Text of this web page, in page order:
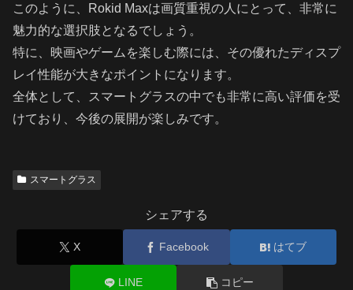
このように、Rokid Maxは画質重視の人にとって、非常に
魅力的な選択肢となるでしょう。
特に、映画やゲームを楽しむ際には、その優れたディスプ
レイ性能が大きなポイントになります。
全体として、スマートグラスの中でも非常に高い評価を受
けており、今後の展開が楽しみです。
スマートグラス
シェアする
X Facebook はてブ
LINE コピー